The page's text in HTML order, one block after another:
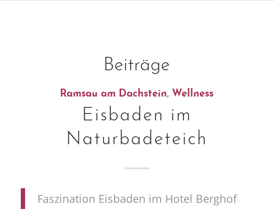
Beiträge
Ramsau am Dachstein, Wellness
Eisbaden im
Naturbadeteich
Faszination Eisbaden im Hotel Berghof